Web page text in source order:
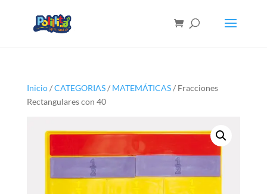
Inicio/CATEGORIAS/ MATEMÁTICAS/ Fracciones
Rectangulares con 40